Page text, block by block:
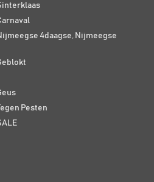
4daagse, Nijmeegse
Pesten